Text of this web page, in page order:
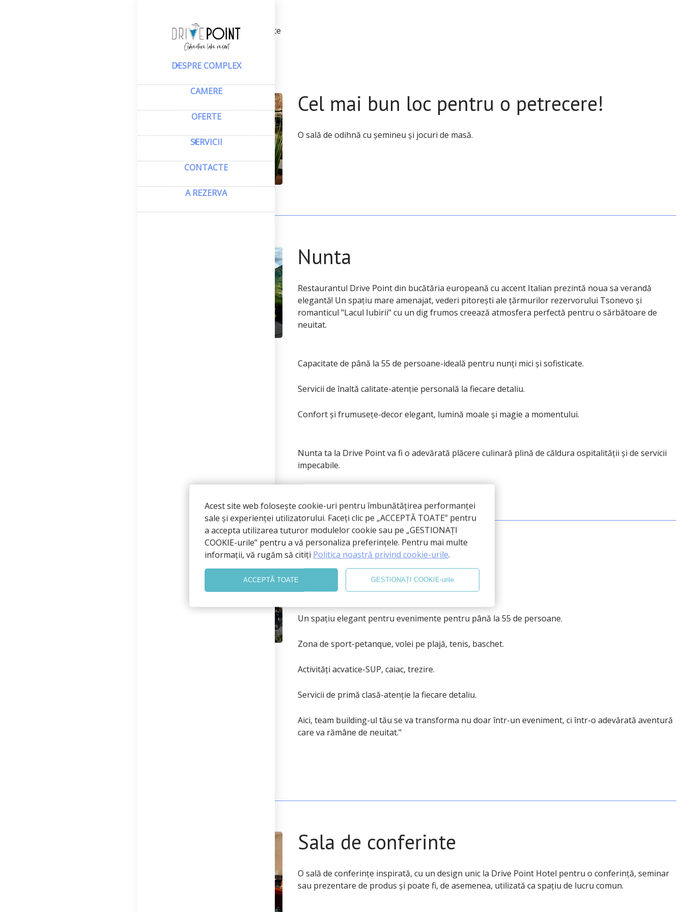
Acest site web folosește cookie-uri pentru îmbunătățirea performanței
sale și experienței utilizatorului. Faceți clic pe „ACCEPTĂ TOATE” pentru
a accepta utilizarea tuturor modulelor cookie sau pe „GESTIONAȚI
COOKIE-urile” pentru a vă personaliza preferințele. Pentru mai multe
informații, vă rugăm să citiți Politica noastră privind cookie-urile.
ACCEPTĂ TOATE GESTIONAȚI COOKIE-urile
DESPRE COMPLEX
CAMERE
OFERTE
SERVICII
CONTACTE
A REZERVA
–Despre complex– Activitate
Evenimente
Cel mai bun loc pentru o petrecere!
O sală de odihnă cu șemineu și jocuri de masă.
Nunta
Restaurantul Drive Point din bucătăria europeană cu accent Italian prezintă noua sa verandă
elegantă! Un spațiu mare amenajat, vederi pitorești ale țărmurilor rezervorului Tsonevo și
romanticul "Lacul Iubirii" cu un dig frumos creează atmosfera perfectă pentru o sărbătoare de
neuitat.
Capacitate de până la 55 de persoane-ideală pentru nunți mici și sofisticate.
Servicii de înaltă calitate-atenție personală la fiecare detaliu.
Confort și frumusețe-decor elegant, lumină moale și magie a momentului.
Nunta ta la Drive Point va fi o adevărată plăcere culinară plină de căldura ospitalității și de servicii
impecabile.
Petrecere Corporate
Locul perfect pentru team building!
Un spațiu elegant pentru evenimente pentru până la 55 de persoane.
Zona de sport-petanque, volei pe plajă, tenis, baschet.
Activități acvatice-SUP, caiac, trezire.
Servicii de primă clasă-atenție la fiecare detaliu.
Aici, team building-ul tău se va transforma nu doar într-un eveniment, ci într-o adevărată aventură
care va rămâne de neuitat."
Sala de conferinte
O sală de conferințe inspirată, cu un design unic la Drive Point Hotel pentru o conferință, seminar
sau prezentare de produs și poate fi, de asemenea, utilizată ca spațiu de lucru comun.